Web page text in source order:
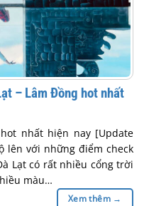
– Lâm Đồng hot nhất
nhất hiện nay [Update
lên với những điểm check
Lạt có rất nhiều cổng trời
màu…
Xem thêm →